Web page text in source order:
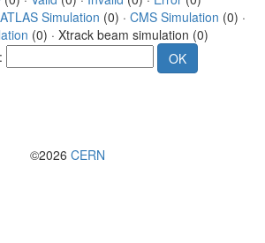
ATLAS Simulation (0) · CMS Simulation (0) ·
(0) · Xtrack beam simulation (0)
©2026 CERN